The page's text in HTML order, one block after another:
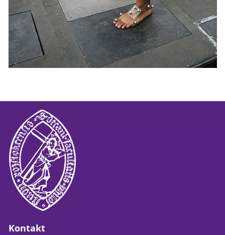
Kontakt